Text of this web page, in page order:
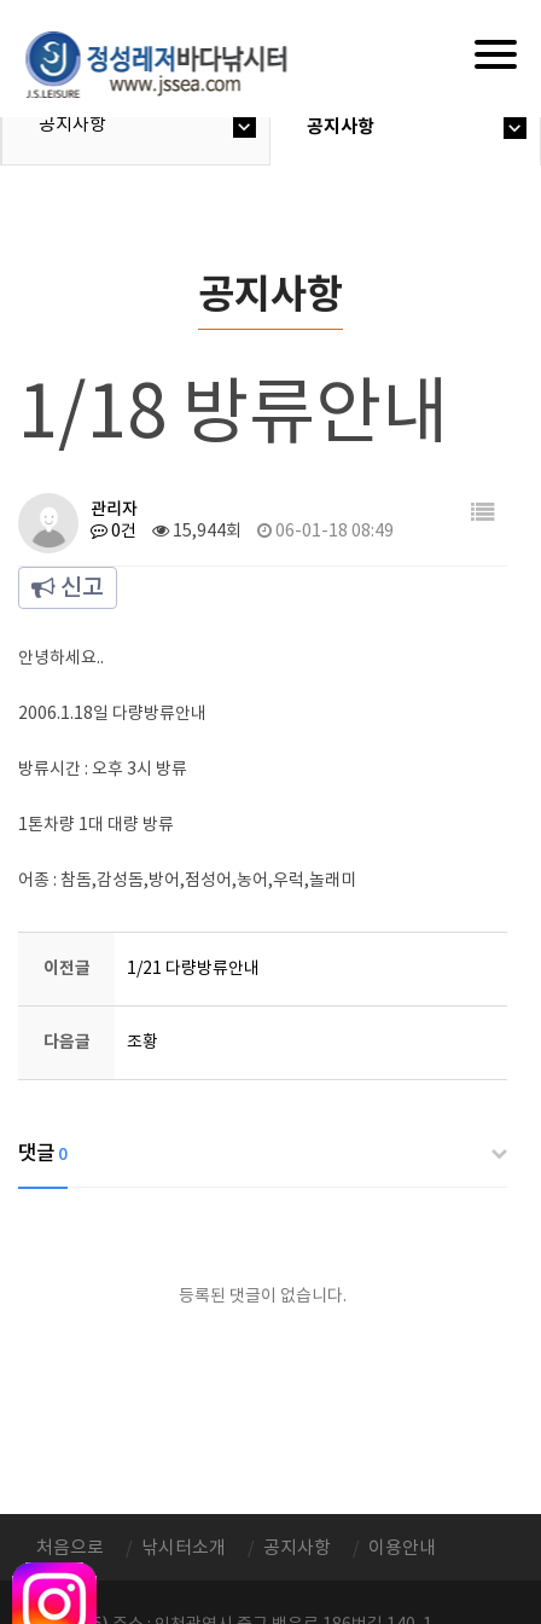
공지사항 공지사항
공지사항
1/18 방류안내
관리자
0건 15,944회 06-01-18 08:49
신고
안녕하세요..
2006.1.18일 다량방류안내
방류시간 : 오후 3시 방류
1톤차량 1대 대량 방류
어종 : 참돔,감성돔,방어,점성어,농어,우럭,놀래미
이전글 1/21 다량방류안내
다음글 조황
댓글 0
등록된 댓글이 없습니다.
처음으로 낚시터소개 공지사항 이용안내